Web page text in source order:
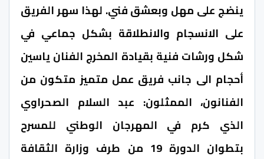
ينضج على مهل وبعشق فني. لهذا سهر الفريق
على الانسجام والانطلاقة بشكل جماعي في
شكل ورشات فنية بقيادة المخرج الفنان ياسين
أحجام الى جانب فريق عمل متميز متكون من
الفنانون، الممثلون: عبد السلام الصحراوي
الذي كرم في المهرجان الوطني للمسرح
بتطوان الدورة 19 من طرف وزارة الثقافة